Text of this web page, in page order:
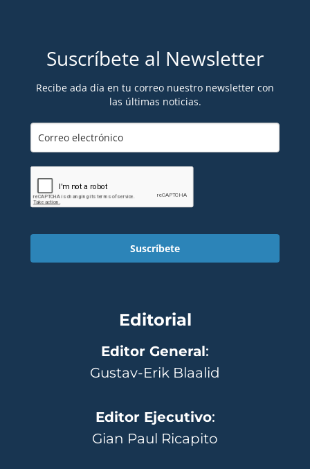
Suscríbete al Newsletter
Recibe ada día en tu correo nuestro newsletter con
las últimas noticias.
Suscríbete
Editorial
Editor General:
Gustav-Erik Blaalid
Editor Ejecutivo:
Gian Paul Ricapito